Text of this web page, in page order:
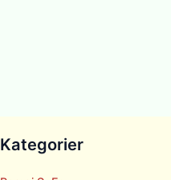
Kategorier